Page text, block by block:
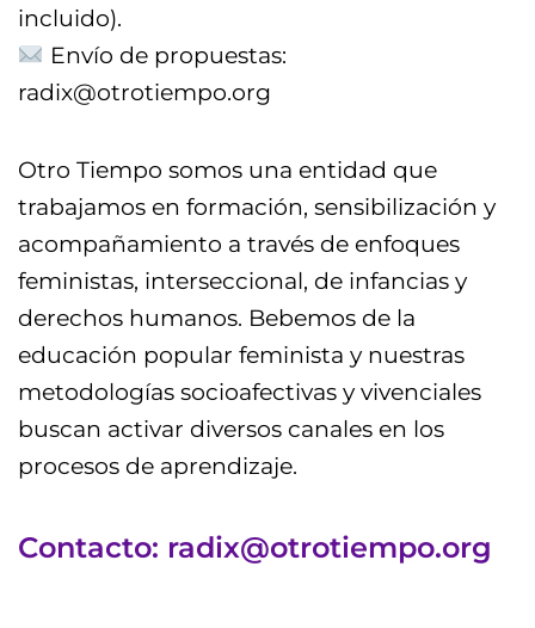
incluido).
Envío de propuestas:
radix@otrotiempo.org
Otro Tiempo somos una entidad que
trabajamos en formación, sensibilización y
acompañamiento a través de enfoques
feministas, interseccional, de infancias y
derechos humanos. Bebemos de la
educación popular feminista y nuestras
metodologías socioafectivas y vivenciales
buscan activar diversos canales en los
procesos de aprendizaje.
Contacto: radix@otrotiempo.org